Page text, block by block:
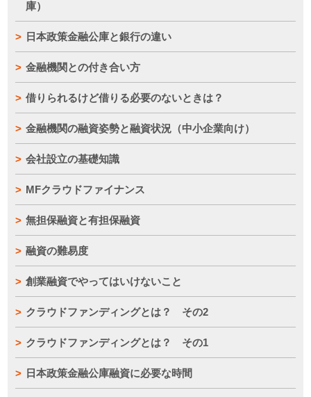
庫）
日本政策金融公庫と銀行の違い
金融機関との付き合い方
借りられるけど借りる必要のないときは？
金融機関の融資姿勢と融資状況（中小企業向け）
会社設立の基礎知識
MFクラウドファイナンス
無担保融資と有担保融資
融資の難易度
創業融資でやってはいけないこと
クラウドファンディングとは？ その2
クラウドファンディングとは？ その1
日本政策金融公庫融資に必要な時間